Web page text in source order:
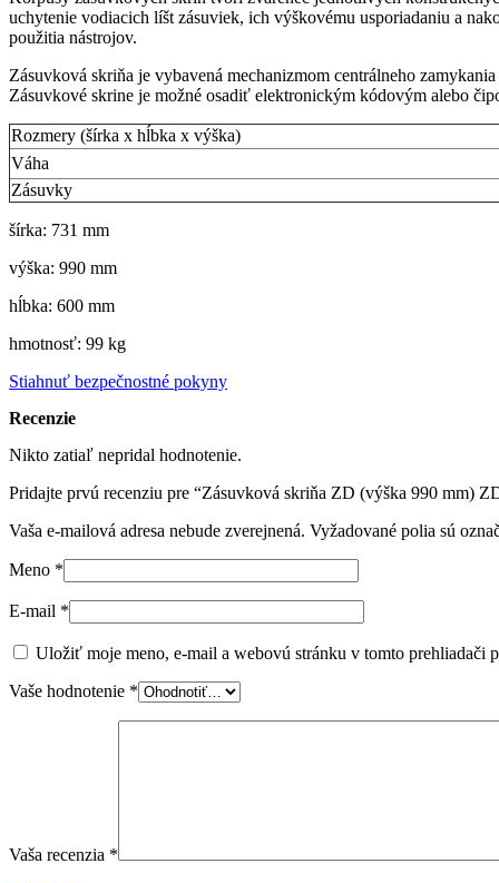
uchytenie vodiacich líšt zásuviek, ich výškovému usporiadaniu a
použitia nástrojov.
Zásuvková skriňa je vybavená mechanizmom centrálneho
Zásuvkové skrine je možné osadiť elektronickým kódovým alebo
Rozmery (šírka x hĺbka x výška)
Váha
Zásuvky
šírka: 731 mm
výška: 990 mm
hĺbka: 600 mm
hmotnosť: 99 kg
Stiahnuť bezpečnostné pokyny
Recenzie
Nikto zatiaľ nepridal hodnotenie.
Pridajte prvú recenziu pre “Zásuvková skriňa ZD (výška 990 mm)
Vaša e-mailová adresa nebude zverejnená. Vyžadované polia sú
Meno *
E-mail *
Uložiť moje meno, e-mail a webovú stránku v tomto prehliadači
Vaše hodnotenie *
Vaša recenzia *